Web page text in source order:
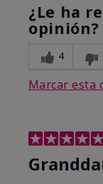
¿Le ha
opinión?
4
Marcar esta